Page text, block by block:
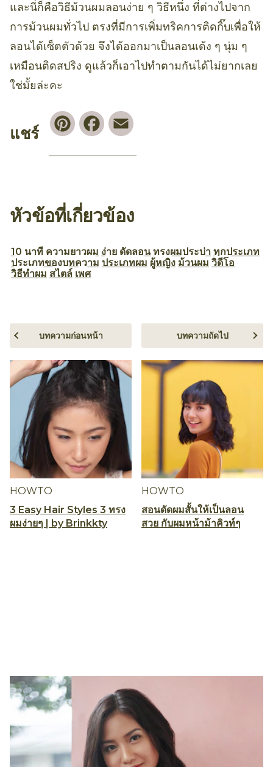
และนี่ก็คือวิธีม้วนผมลอนง่าย ๆ วิธีหนึ่ง ที่ต่างไปจาก
การม้วนผมทั่วไป ตรงที่มีการเพิ่มทริคการติดกิ๊บเพื่อให้
ใช่มั้ยล่ะคะ
แชร์
PinterestFacebook
Email
หัวข้อที่เกี่ยวข้อง
ทรงผมประบ่า ทุกประเภท
ประเภทของบทความ ประเภทผม ผู้หญิง ม้วนผม วิดีโอ
วิธีทำผม
สไตล์ เพศ
HOWTO
3 Easy Hair Styles 3 ทรง
HOWTO
สอนดัดผมสั้นให้เป็นลอน